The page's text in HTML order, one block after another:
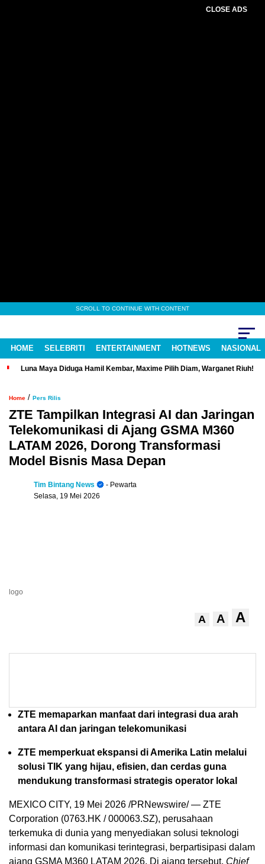
CLOSE ADS
SCROLL TO CONTINUE WITH CONTENT
HOME SELEBRITI ENTERTAINMENT HOTNEWS NASIONAL
Luna Maya Diduga Hamil Kembar, Maxime Pilih Diam, Warganet Riuh!
Home / Pers Rilis
ZTE Tampilkan Integrasi AI dan Jaringan
Telekomunikasi di Ajang GSMA M360
LATAM 2026, Dorong Transformasi
Model Bisnis Masa Depan
Tim Bintang News
- Pewarta
Selasa, 19 Mei 2026
logo
A A A
ZTE memaparkan manfaat dari integrasi dua arah
antara AI dan jaringan telekomunikasi
ZTE memperkuat ekspansi di Amerika Latin melalui
solusi TIK yang hijau, efisien, dan cerdas guna
mendukung transformasi strategis operator lokal
MEXICO CITY, 19 Mei 2026 /PRNewswire/ — ZTE
Corporation (0763.HK / 000063.SZ), perusahaan
terkemuka di dunia yang menyediakan solusi teknologi
informasi dan komunikasi terintegrasi, berpartisipasi dalam
ajang GSMA M360 LATAM 2026. Di ajang tersebut, Chief